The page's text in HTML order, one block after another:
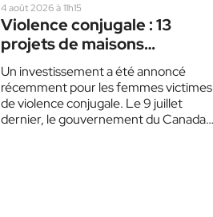
4 août 2026 à 11h15
Violence conjugale : 13
projets de maisons
d’hébergement, dont 2
dans les Laurentides
Un investissement a été annoncé
récemment pour les femmes victimes
de violence conjugale. Le 9 juillet
dernier, le gouvernement du Canada,